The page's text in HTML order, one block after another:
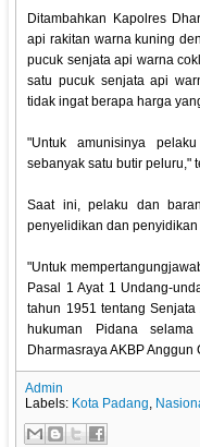
Ditambahkan Kapolres
api rakitan warna kuning
pucuk senjata api warna
satu pucuk senjata api
tidak ingat berapa harga
"Untuk amunisinya
sebanyak satu butir peluru,"
Saat ini, pelaku dan
penyelidikan dan
"Untuk
Pasal 1 Ayat 1 Undang-
tahun 1951 tentang
hukuman Pidana
Dharmasraya AKBP Anggun
Admin
Labels: Kota Padang,